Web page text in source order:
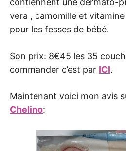
contiennent une dermato-
vera , camomille et
pour les fesses de bébé.
Son prix: 8€45 les 35
commander c’est par ICI.
Maintenant voici mon avis
Chelino: